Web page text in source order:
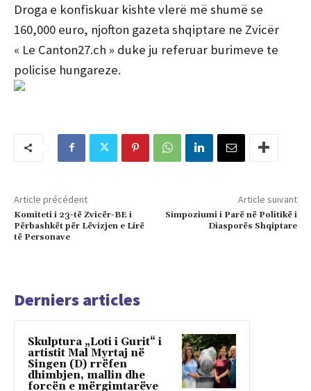
Droga e konfiskuar kishte vlerë më shumë se
160,000 euro, njofton gazeta shqiptare ne Zvicër
« Le Canton27.ch » duke ju referuar burimeve te
policise hungareze.
Article précédent
Komiteti i 23-të Zvicër-BE i
Përbashkët për Lëvizjen e Lirë
të Personave
Article suivant
Simpoziumi i Parë në Politikë i
Diasporës Shqiptare
Derniers articles
Skulptura „Loti i Gurit“ i
artistit Mal Myrtaj në
Singen (D) rrëfen
dhimbjen, mallin dhe
forcën e mërgimtarëve